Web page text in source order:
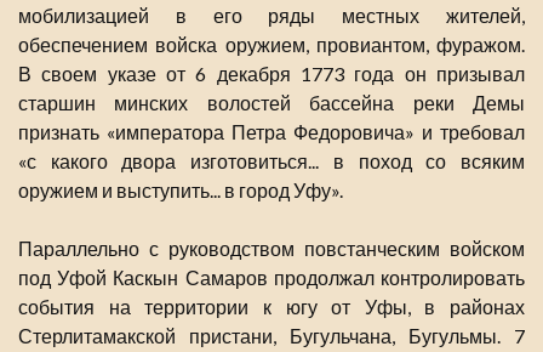
мобилизацией в его ряды местных жителей,
обеспечением войска оружием, провиантом, фуражом.
В своем указе от 6 декабря 1773 года он призывал
старшин минских волостей бассейна реки Демы
признать «императора Петра Федоровича» и требовал
«с какого двора изготовиться... в поход со всяким
оружием и выступить... в город Уфу».
Параллельно с руководством повстанческим войском
под Уфой Каскын Самаров продолжал контролировать
события на территории к югу от Уфы, в районах
Стерлитамакской пристани, Бугульчана, Бугульмы. 7